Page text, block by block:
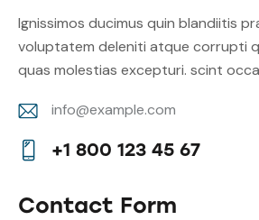
Ignissimos ducimus quin blandiitis
voluptatem deleniti atque corrupti
quas molestias excepturi. scint
E-
m
info@example.com
on
+1 800 123 45 67
Contact Form